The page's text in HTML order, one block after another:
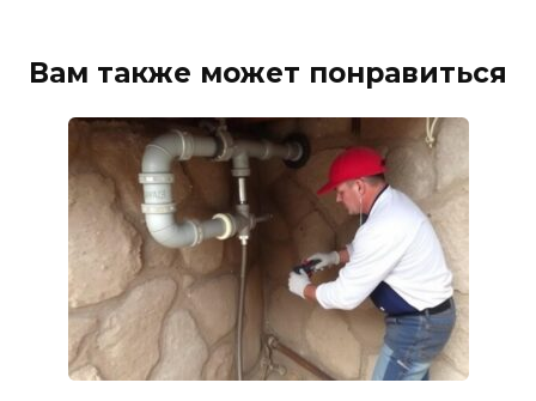
Вам также может понравиться